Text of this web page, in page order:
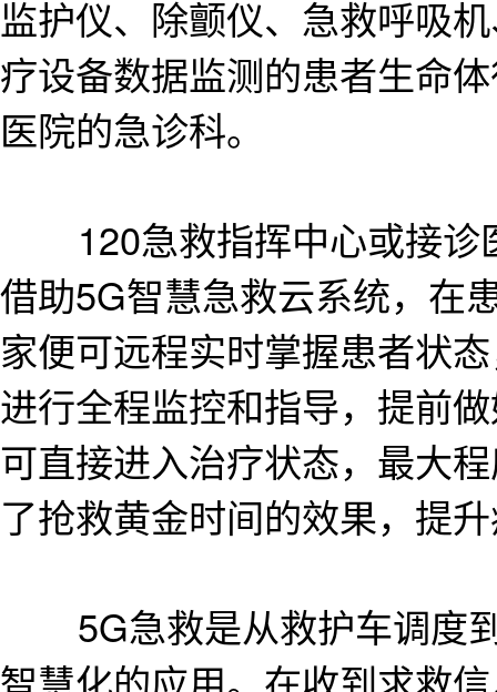
监护仪、除颤仪、急救呼吸
疗设备数据监测的患者生命
医院的急诊科。
120急救指挥中心或接诊
借助5G智慧急救云系统，在
家便可远程实时掌握患者状
进行全程监控和指导，提前
可直接进入治疗状态，最大
了抢救黄金时间的效果，提
5G急救是从救护车调度